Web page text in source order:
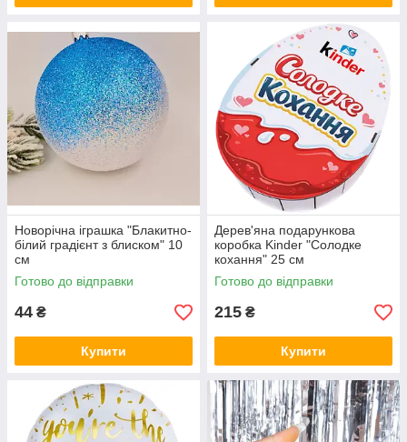
Новорічна іграшка "Блакитно-
білий градієнт з блиском" 10
см
Готово до відправки
44 ₴
Купити
Дерев'яна подарункова
коробка Kinder "Солодке
кохання" 25 см
Готово до відправки
215 ₴
Купити